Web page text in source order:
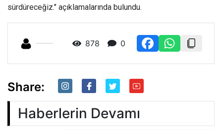
sürdüreceğiz." açıklamalarında bulundu.
878 0
Share:
Haberlerin Devamı